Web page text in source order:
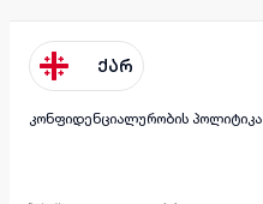
ქარ
კონფიდენციალურობის პოლიტიკა